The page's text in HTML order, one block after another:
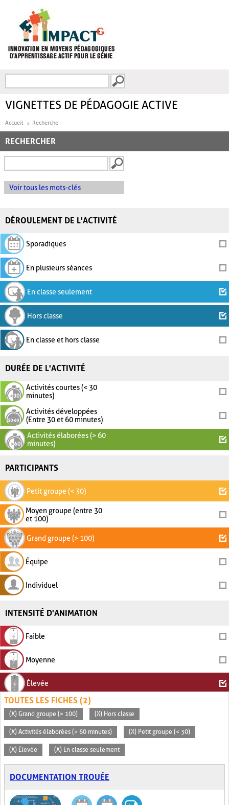
FORMULAIRE DE
VIGNETTES DE PÉDAGOGIE ACTIVE
Accueil Recherche
RECHERCHER
Voir tous les mots-clés
DÉROULEMENT DE L'ACTIVITÉ
Sporadiques
En plusieurs séances
En classe seulement
Hors classe
En classe et hors classe
DURÉE DE L'ACTIVITÉ
Activités courtes (< 30
minutes)
Activités développées
(Entre 30 et 60 minutes)
Activités élaborées (> 60
minutes)
PARTICIPANTS
Petit groupe (< 30)
Moyen groupe (entre 30
et 100)
Grand groupe (> 100)
Équipe
Individuel
INTENSITÉ D'ANIMATION
Faible
Moyenne
Élevée
TOUTES LES FICHES (2)
(X) Grand groupe (> 100) (X) Hors classe
(X) Activités élaborées (> 60 minutes) (X) Petit groupe (< 30)
(X) Élevée (X) En classe seulement
DOCUMENTATION TROUÉE